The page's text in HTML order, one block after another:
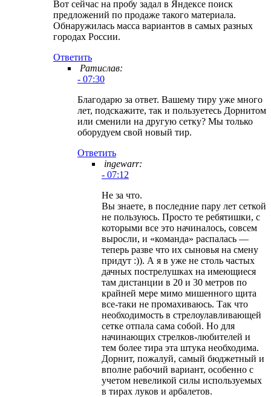
Вот сейчас на пробу задал в Яндексе поиск
предложений по продаже такого материала.
Обнаружилась масса вариантов в самых разных
городах России.
Ответить
Ратислав:
- 07:30
Благодарю за ответ. Вашему тиру уже много
лет, подскажите, так и пользуетесь Дорнитом
или сменили на другую сетку? Мы только
оборудуем свой новый тир.
Ответить
ingewarr:
- 07:12
Не за что.
Вы знаете, в последние пару лет сеткой
не пользуюсь. Просто те ребятишки, с
которыми все это начиналось, совсем
выросли, и «команда» распалась —
теперь разве что их сыновья на смену
придут :)). А я в уже не столь частых
дачных пострелушках на имеющиеся
там дистанции в 20 и 30 метров по
крайней мере мимо мишенного щита
все-таки не промахиваюсь. Так что
необходимость в стрелоулавливающей
сетке отпала сама собой. Но для
начинающих стрелков-любителей и
тем более тира эта штука необходима.
Дорнит, пожалуй, самый бюджетный и
вполне рабочий вариант, особенно с
учетом невеликой силы используемых
в тирах луков и арбалетов.